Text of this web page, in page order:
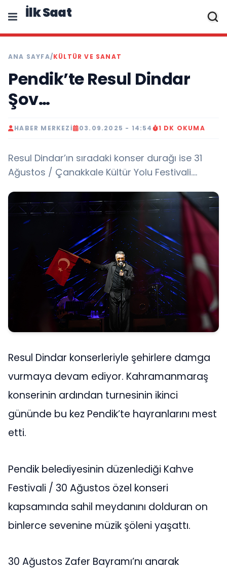
İlk Saat
ANA SAYFA/KÜLTÜR VE SANAT
Pendik’te Resul Dindar
Şov…
HABER MERKEZI 03.09.2025 - 14:54 1 DK OKUMA
Resul Dindar’ın sıradaki konser durağı ise 31
Ağustos / Çanakkale Kültür Yolu Festivali….
Resul Dindar konserleriyle şehirlere damga
vurmaya devam ediyor. Kahramanmaraş
konserinin ardından turnesinin ikinci
gününde bu kez Pendik’te hayranlarını mest
etti.
Pendik belediyesinin düzenlediği Kahve
Festivali / 30 Ağustos özel konseri
kapsamında sahil meydanını dolduran on
binlerce sevenine müzik şöleni yaşattı.
30 Ağustos Zafer Bayramı’nı anarak